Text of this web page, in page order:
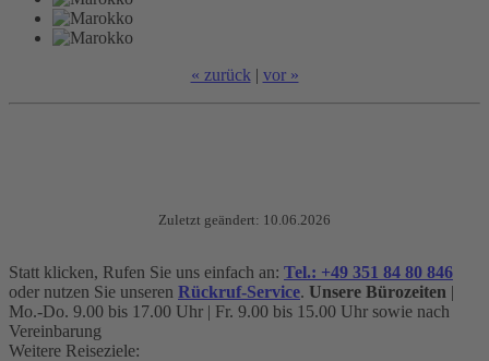
« zurück | vor »
Zuletzt geändert: 10.06.2026
Statt klicken, Rufen Sie uns einfach an: Tel.: +49 351 84 80 846
oder nutzen Sie unseren Rückruf-Service. Unsere Bürozeiten |
Mo.-Do. 9.00 bis 17.00 Uhr | Fr. 9.00 bis 15.00 Uhr sowie nach
Vereinbarung
Weitere Reiseziele: